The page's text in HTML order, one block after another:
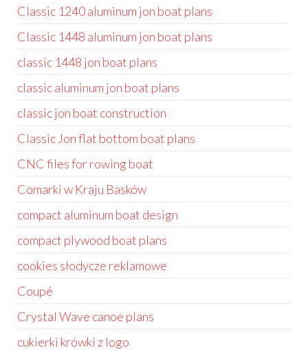
Classic 1240 aluminum jon boat plans
Classic 1448 aluminum jon boat plans
classic 1448 jon boat plans
classic aluminum jon boat plans
classic jon boat construction
Classic Jon flat bottom boat plans
CNC files for rowing boat
Comarki w Kraju Basków
compact aluminum boat design
compact plywood boat plans
cookies słodycze reklamowe
Coupé
Crystal Wave canoe plans
cukierki krówki z logo